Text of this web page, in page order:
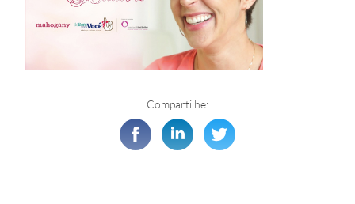
Compartilhe: